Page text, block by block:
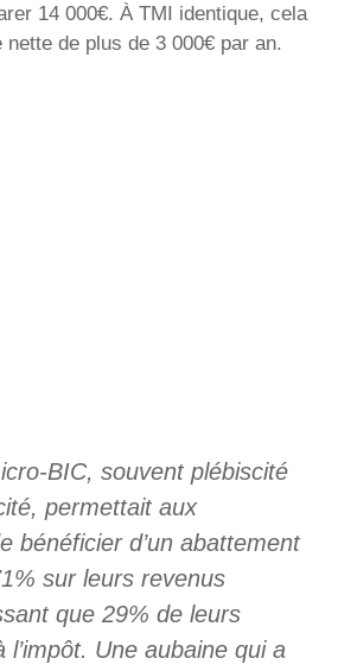
14 000€. À TMI identique, cela
nette de plus de 3 000€ par an.
BIC, souvent plébiscité
permettait aux
bénéficier d’un abattement
sur leurs revenus
que 29% de leurs
l’impôt. Une aubaine qui a